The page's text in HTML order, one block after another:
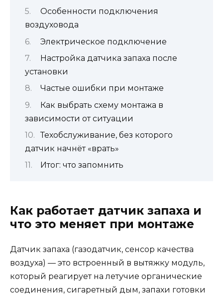
Особенности подключения
воздуховода
Электрическое подключение
Настройка датчика запаха после
установки
Частые ошибки при монтаже
Как выбрать схему монтажа в
зависимости от ситуации
Техобслуживание, без которого
датчик начнёт «врать»
Итог: что запомнить
Как работает датчик запаха и
что это меняет при монтаже
Датчик запаха (газодатчик, сенсор качества
воздуха) — это встроенный в вытяжку модуль,
который реагирует на летучие органические
соединения, сигаретный дым, запахи готовки